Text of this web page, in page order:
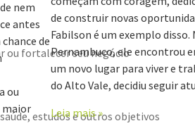
ou fortalecer seu negócio
estudos e outros objetivos
nem
antes
de
ou
maior
de construir novas
Fabilson é um exemplo disso.
Pernambuco, ele encontrou
um novo lugar para viver e
do Alto Vale, decidiu seguir
Leia mais »